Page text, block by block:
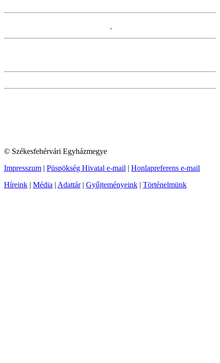
© Székesfehérvári Egyházmegye
Impresszum | Püspökség Hivatal e-mail | Honlapreferens e-mail
Híreink | Média | Adattár| Gyűjteményeink | Történelmünk